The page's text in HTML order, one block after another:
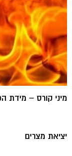
מיני קורס –
יציאת מצרים